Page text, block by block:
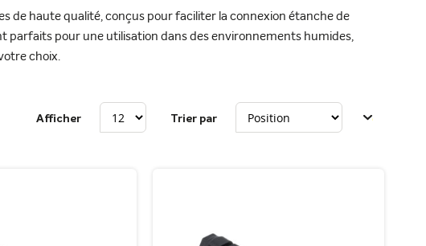
de haute qualité, conçus pour faciliter la connexion étanche de
parfaits pour une utilisation dans des environnements humides,
choix.
Afficher Trier par